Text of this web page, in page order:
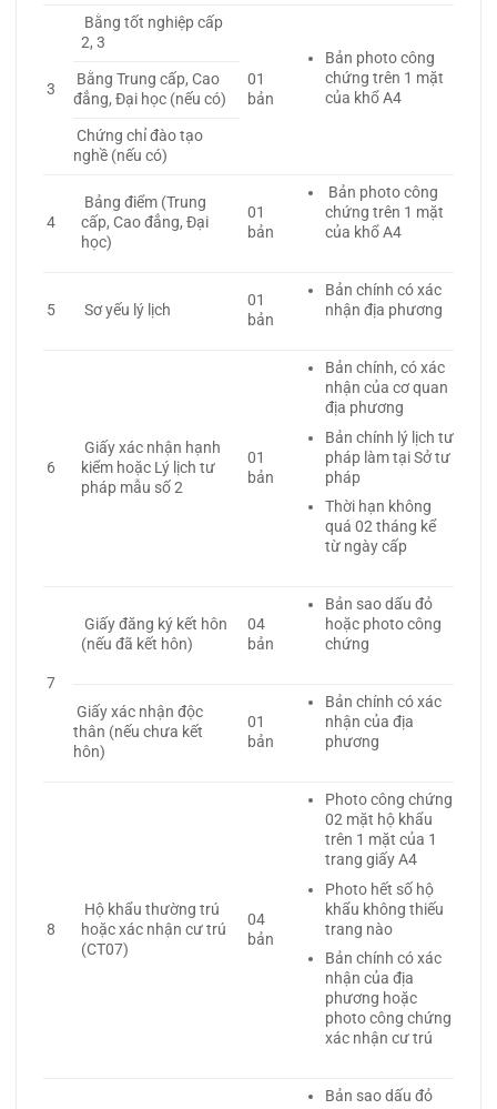
3
Bằng tốt nghiệp cấp
2, 3
01
bản
Bản photo công
chứng trên 1 mặt
của khổ A4
Bằng Trung cấp, Cao
đẳng, Đại học (nếu có)
Chứng chỉ đào tạo
nghề (nếu có)
4
Bảng điểm (Trung
cấp, Cao đẳng, Đại
học)
01
bản
Bản photo công
chứng trên 1 mặt
của khổ A4
5 Sơ yếu lý lịch
01
bản
Bản chính có xác
nhận địa phương
6
Giấy xác nhận hạnh
kiểm hoặc Lý lịch tư
pháp mẫu số 2
01
bản
Bản chính, có xác
nhận của cơ quan
địa phương
Bản chính lý lịch tư
pháp làm tại Sở tư
pháp
Thời hạn không
quá 02 tháng kể
từ ngày cấp
7
Giấy đăng ký kết hôn
(nếu đã kết hôn)
04
bản
Bản sao dấu đỏ
hoặc photo công
chứng
Giấy xác nhận độc
thân (nếu chưa kết
hôn)
01
bản
Bản chính có xác
nhận của địa
phương
8
Hộ khẩu thường trú
hoặc xác nhận cư trú
(CT07)
04
bản
Photo công chứng
02 mặt hộ khẩu
trên 1 mặt của 1
trang giấy A4
Photo hết số hộ
khẩu không thiếu
trang nào
Bản chính có xác
nhận của địa
phương hoặc
photo công chứng
xác nhận cư trú
Bản sao dấu đỏ